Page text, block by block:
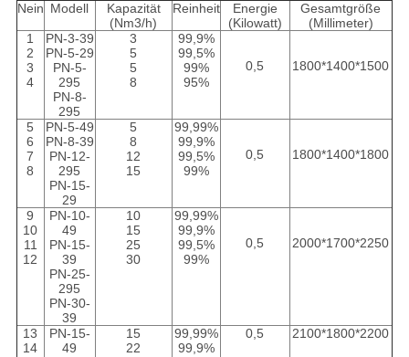
Nein Modell
Kapazität
(Nm3/h)
Reinheit
Energie
(Kilowatt)
Gesamtgröße
(Millimeter)
1
2
3
4
PN-3-39
PN-5-29
PN-5-
295
PN-8-
295
3
5
5
8
99,9%
99,5%
99%
95%
0,5 1800*1400*1500
5
6
7
8
PN-5-49
PN-8-39
PN-12-
295
PN-15-
29
5
8
12
15
99,99%
99,9%
99,5%
99%
0,5 1800*1400*1800
9
10
11
12
PN-10-
49
PN-15-
39
PN-25-
295
PN-30-
39
10
15
25
30
99,99%
99,9%
99,5%
99%
0,5 2000*1700*2250
13
14
PN-15-
49
15
22
99,99%
99,9%
0,5 2100*1800*2200